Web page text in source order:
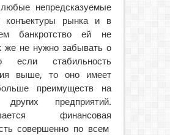
любые непредсказуемые
конъектуры рынка и в
банкротство ей не
же не нужно забывать о
если стабильность
выше, то оно имеет
преимуществ на
предприятий.
финансовая
совершенно по всем